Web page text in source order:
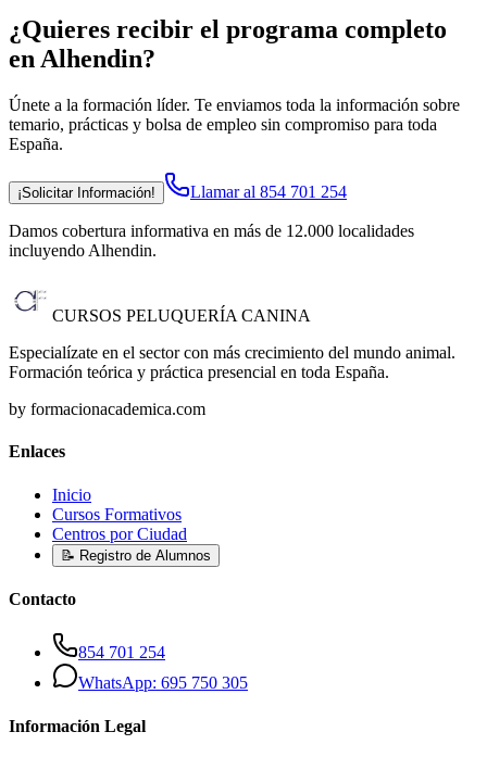
¿Quieres recibir el programa completo
en Alhendin?
Únete a la formación líder. Te enviamos toda la información sobre
temario, prácticas y bolsa de empleo sin compromiso para toda
España.
¡Solicitar Información! Llamar al 854 701 254
Damos cobertura informativa en más de 12.000 localidades
incluyendo Alhendin.
CURSOS PELUQUERÍA CANINA
Especialízate en el sector con más crecimiento del mundo animal.
Formación teórica y práctica presencial en toda España.
by formacionacademica.com
Enlaces
Inicio
Cursos Formativos
Centros por Ciudad
📝 Registro de Alumnos
Contacto
854 701 254
WhatsApp: 695 750 305
Información Legal